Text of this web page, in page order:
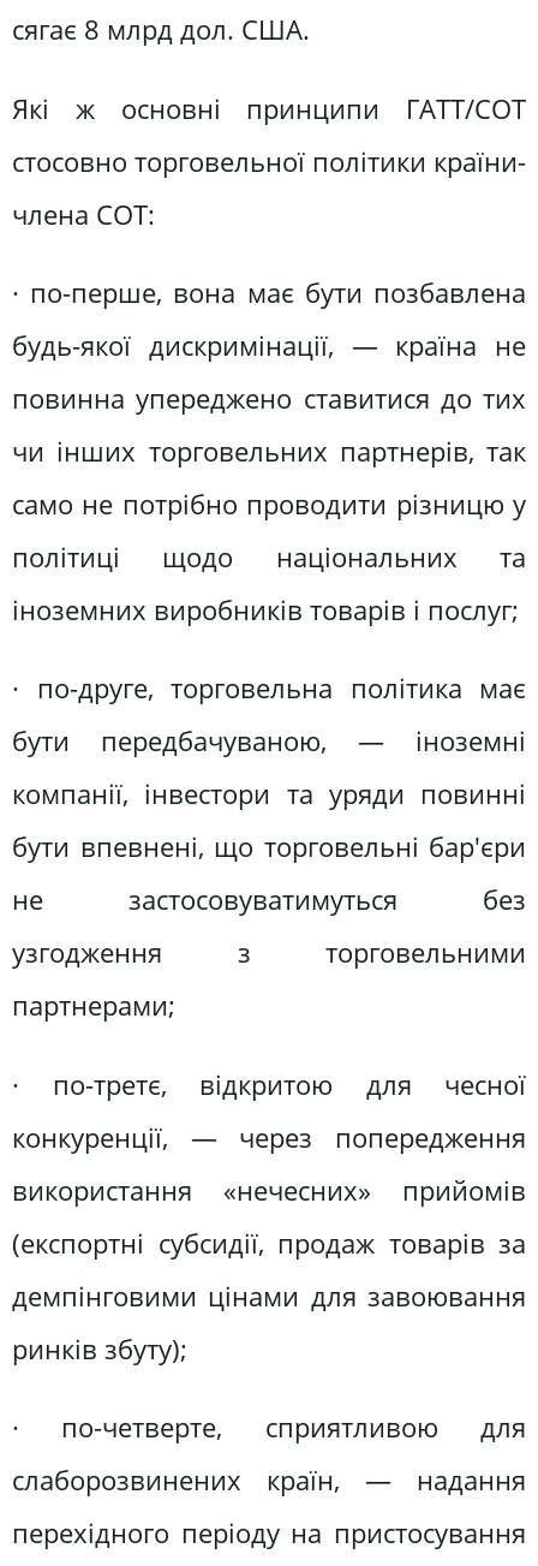
сягає 8 млрд дол. США.
Які ж основні принципи ГАТТ/СОТ
стосовно торговельної політики країни-
члена СОТ:
· по-перше, вона має бути позбавлена
будь-якої дискримінації, — країна не
повинна упереджено ставитися до тих
чи інших торговельних партнерів, так
само не потрібно проводити різницю у
політиці щодо національних та
іноземних виробників товарів і послуг;
· по-друге, торговельна політика має
бути передбачуваною, — іноземні
компанії, інвестори та уряди повинні
бути впевнені, що торговельні бар'єри
не застосовуватимуться без
узгодження з торговельними
партнерами;
· по-третє, відкритою для чесної
конкуренції, — через попередження
використання «нечесних» прийомів
(експортні субсидії, продаж товарів за
демпінговими цінами для завоювання
ринків збуту);
· по-четверте, сприятливою для
слаборозвинених країн, — надання
перехідного періоду на пристосування